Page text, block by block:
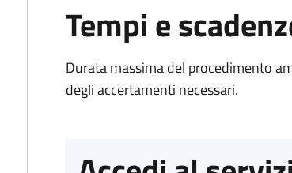
Tempi e
Durata massima del procedimento
degli accertamenti necessari.